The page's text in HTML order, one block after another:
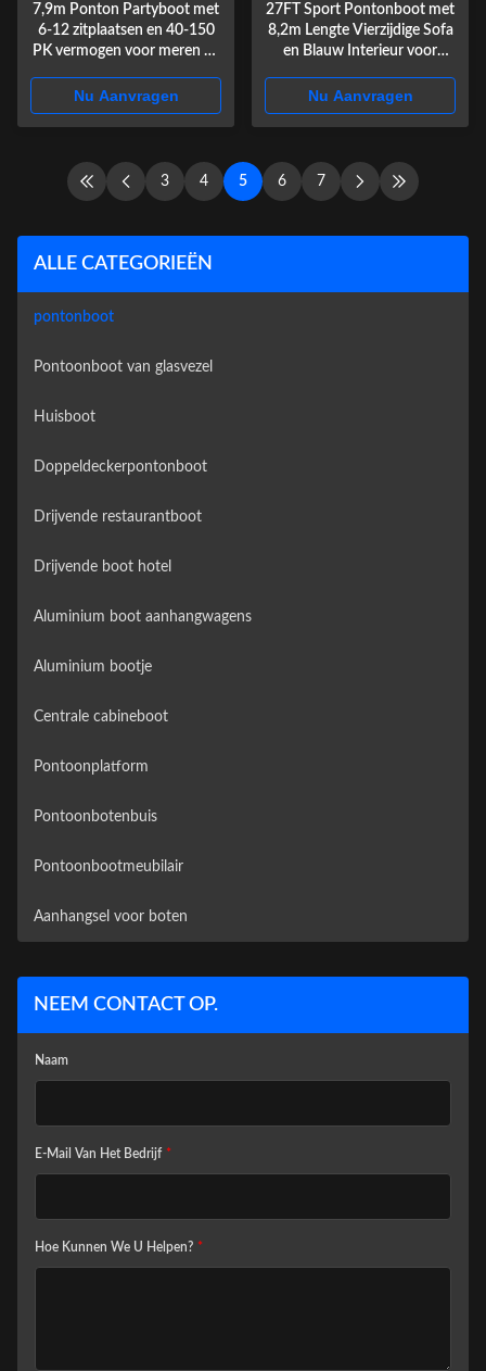
7,9m Ponton Partyboot met
6-12 zitplaatsen en 40-150
PK vermogen voor meren en
Nu Aanvragen
27FT Sport Pontonboot met
8,2m Lengte Vierzijdige Sofa
en Blauw Interieur voor
Nu Aanvragen
3 4 5 6 7
ALLE CATEGORIEËN
pontonboot
Pontoonboot van glasvezel
Huisboot
Doppeldeckerpontonboot
Drijvende restaurantboot
Drijvende boot hotel
Aluminium boot aanhangwagens
Aluminium bootje
Centrale cabineboot
Pontoonplatform
Pontoonbotenbuis
Pontoonbootmeubilair
Aanhangsel voor boten
NEEM CONTACT OP.
Naam
E-Mail Van Het Bedrijf *
Hoe Kunnen We U Helpen? *